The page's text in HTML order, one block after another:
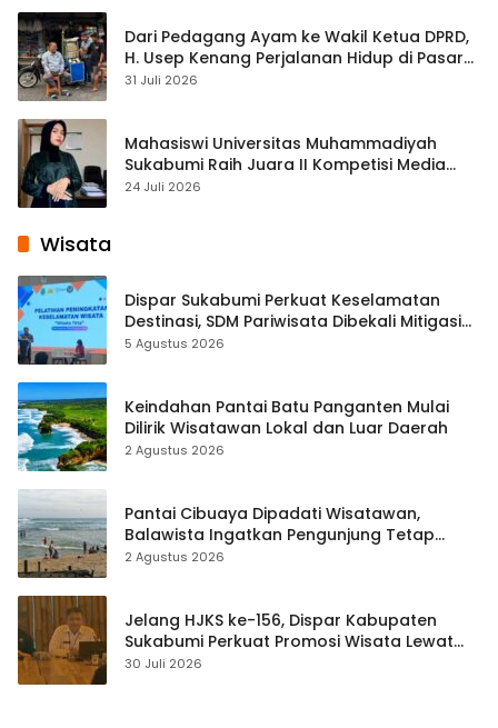
Dari Pedagang Ayam ke Wakil Ketua DPRD,
H. Usep Kenang Perjalanan Hidup di Pasar
Cisaat
31 Juli 2026
Mahasiswi Universitas Muhammadiyah
Sukabumi Raih Juara II Kompetisi Media
Pembelajaran Digital Tingkat Internasional
24 Juli 2026
Wisata
Dispar Sukabumi Perkuat Keselamatan
Destinasi, SDM Pariwisata Dibekali Mitigasi
hingga Teknik Evakuasi
5 Agustus 2026
Keindahan Pantai Batu Panganten Mulai
Dilirik Wisatawan Lokal dan Luar Daerah
2 Agustus 2026
Pantai Cibuaya Dipadati Wisatawan,
Balawista Ingatkan Pengunjung Tetap
Waspada
2 Agustus 2026
Jelang HJKS ke-156, Dispar Kabupaten
Sukabumi Perkuat Promosi Wisata Lewat
Publikasi Digital
30 Juli 2026